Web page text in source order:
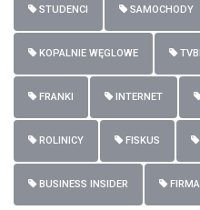
STUDENCI SAMOCHODY
KOPALNIE WĘGLOWE
FRANKI INTERNET
ROLINICY FISKUS
BUSINESS INSIDER FIRMA